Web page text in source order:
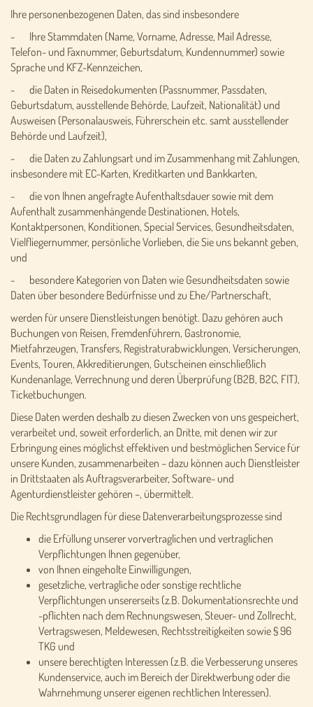
Ihre personenbezogenen Daten, das sind insbesondere
- Ihre Stammdaten (Name, Vorname, Adresse, Mail Adresse,
Telefon- und Faxnummer, Geburtsdatum, Kundennummer) sowie
Sprache und KFZ-Kennzeichen,
- die Daten in Reisedokumenten (Passnummer, Passdaten,
Geburtsdatum, ausstellende Behörde, Laufzeit, Nationalität) und
Ausweisen (Personalausweis, Führerschein etc. samt ausstellender
Behörde und Laufzeit),
- die Daten zu Zahlungsart und im Zusammenhang mit Zahlungen,
insbesondere mit EC-Karten, Kreditkarten und Bankkarten,
- die von Ihnen angefragte Aufenthaltsdauer sowie mit dem
Aufenthalt zusammenhängende Destinationen, Hotels,
Kontaktpersonen, Konditionen, Special Services, Gesundheitsdaten,
Vielfliegernummer, persönliche Vorlieben, die Sie uns bekannt geben,
und
- besondere Kategorien von Daten wie Gesundheitsdaten sowie
Daten über besondere Bedürfnisse und zu Ehe/Partnerschaft,
werden für unsere Dienstleistungen benötigt. Dazu gehören auch
Buchungen von Reisen, Fremdenführern, Gastronomie,
Mietfahrzeugen, Transfers, Registraturabwicklungen, Versicherungen,
Events, Touren, Akkreditierungen, Gutscheinen einschließlich
Kundenanlage, Verrechnung und deren Überprüfung (B2B, B2C, FIT),
Ticketbuchungen.
Diese Daten werden deshalb zu diesen Zwecken von uns gespeichert,
verarbeitet und, soweit erforderlich, an Dritte, mit denen wir zur
Erbringung eines möglichst effektiven und bestmöglichen Service für
unsere Kunden, zusammenarbeiten – dazu können auch Dienstleister
in Drittstaaten als Auftragsverarbeiter, Software- und
Agenturdienstleister gehören –, übermittelt.
Die Rechtsgrundlagen für diese Datenverarbeitungsprozesse sind
die Erfüllung unserer vorvertraglichen und vertraglichen
Verpflichtungen Ihnen gegenüber,
von Ihnen eingeholte Einwilligungen,
gesetzliche, vertragliche oder sonstige rechtliche
Verpflichtungen unsererseits (z.B. Dokumentationsrechte und
-pflichten nach dem Rechnungswesen, Steuer- und Zollrecht,
Vertragswesen, Meldewesen, Rechtsstreitigkeiten sowie § 96
TKG und
unsere berechtigten Interessen (z.B. die Verbesserung unseres
Kundenservice, auch im Bereich der Direktwerbung oder die
Wahrnehmung unserer eigenen rechtlichen Interessen).